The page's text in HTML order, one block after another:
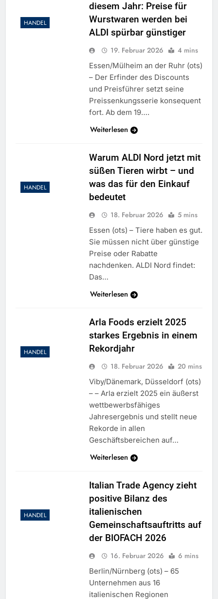
HANDEL
diesem Jahr: Preise für
Wurstwaren werden bei
ALDI spürbar günstiger
19. Februar 2026 4 mins
Essen/Mülheim an der Ruhr (ots)
– Der Erfinder des Discounts
und Preisführer setzt seine
Preissenkungsserie konsequent
fort. Ab dem 19….
Weiterlesen
HANDEL
Warum ALDI Nord jetzt mit
süßen Tieren wirbt – und
was das für den Einkauf
bedeutet
18. Februar 2026 5 mins
Essen (ots) – Tiere haben es gut.
Sie müssen nicht über günstige
Preise oder Rabatte
nachdenken. ALDI Nord findet:
Das…
Weiterlesen
HANDEL
Arla Foods erzielt 2025
starkes Ergebnis in einem
Rekordjahr
18. Februar 2026 20 mins
Viby/Dänemark, Düsseldorf (ots)
– – Arla erzielt 2025 ein äußerst
wettbewerbsfähiges
Jahresergebnis und stellt neue
Rekorde in allen
Geschäftsbereichen auf…
Weiterlesen
HANDEL
Italian Trade Agency zieht
positive Bilanz des
italienischen
Gemeinschaftsauftritts auf
der BIOFACH 2026
16. Februar 2026 6 mins
Berlin/Nürnberg (ots) – 65
Unternehmen aus 16
italienischen Regionen